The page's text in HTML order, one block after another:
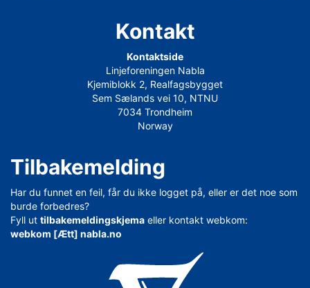
Kontakt
Kontaktside
Linjeforeningen Nabla
Kjemiblokk 2, Realfagsbygget
Sem Sælands vei 10, NTNU
7034 Trondheim
Norway
Tilbakemelding
Har du funnet en feil, får du ikke logget på, eller er det noe som
burde forbedres?
Fyll ut tilbakemeldingskjema eller kontakt webkom:
webkom [Ætt] nabla.no